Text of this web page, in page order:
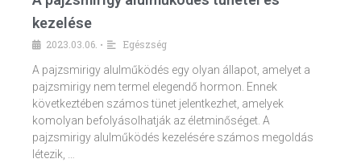
kezelése
2023.03.06. •
Egészség
A pajzsmirigy alulműködés egy olyan állapot, amelyet a
pajzsmirigy nem termel elegendő hormon. Ennek
következtében számos tünet jelentkezhet, amelyek
komolyan befolyásolhatják az életminőséget. A
pajzsmirigy alulműködés kezelésére számos megoldás
létezik, …